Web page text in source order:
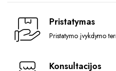
Pristatymas
Pristatymo įvykdymo
Konsultacijos